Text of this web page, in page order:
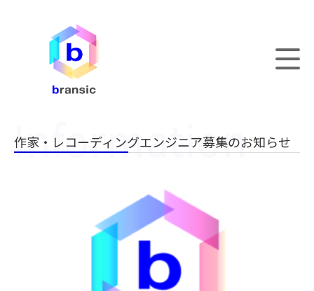
作家・レコーディングエンジニア募集のお知らせ